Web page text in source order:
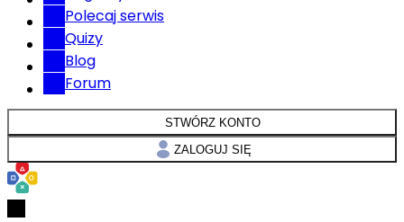
Polecaj serwis
Quizy
Blog
Forum
STWÓRZ KONTO
ZALOGUJ SIĘ